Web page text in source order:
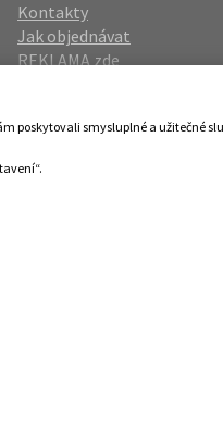
Kontakty
Jak objednávat
REKLAMA zde
Registrace/Login
Helpdesk
poskytovali smysluplné a užitečné